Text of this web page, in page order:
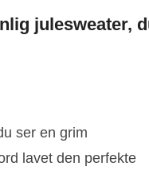
julesweater,
ser en grim
lavet den perfekte